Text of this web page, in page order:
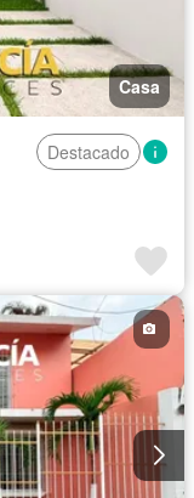
Casa
Destacado